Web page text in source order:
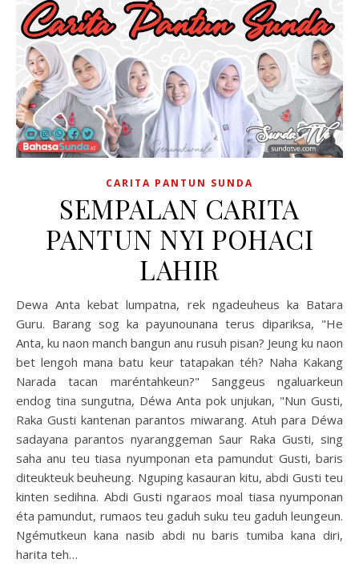
CARITA PANTUN SUNDA
SEMPALAN CARITA
PANTUN NYI POHACI
LAHIR
Dewa Anta kebat lumpatna, rek ngadeuheus ka Batara
Guru. Barang sog ka payunounana terus dipariksa, "He
Anta, ku naon manch bangun anu rusuh pisan? Jeung ku naon
bet lengoh mana batu keur tatapakan téh? Naha Kakang
Narada tacan maréntahkeun?" Sanggeus ngaluarkeun
endog tina sungutna, Déwa Anta pok unjukan, "Nun Gusti,
Raka Gusti kantenan parantos miwarang. Atuh para Déwa
sadayana parantos nyaranggeman Saur Raka Gusti, sing
saha anu teu tiasa nyumponan eta pamundut Gusti, baris
diteukteuk beuheung. Nguping kasauran kitu, abdi Gusti teu
kinten sedihna. Abdi Gusti ngaraos moal tiasa nyumponan
éta pamundut, rumaos teu gaduh suku teu gaduh leungeun.
Ngémutkeun kana nasib abdi nu baris tumiba kana diri,
harita teh…